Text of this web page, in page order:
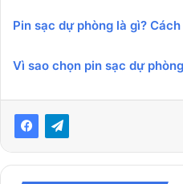
Pin sạc dự phòng là gì?
Vì sao chọn pin sạc dự